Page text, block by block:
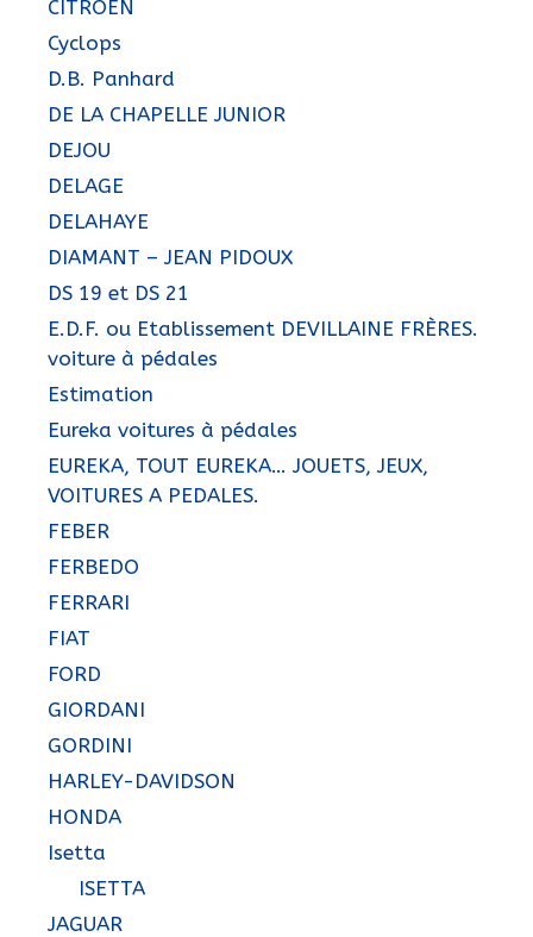
CITROËN
Cyclops
D.B. Panhard
DE LA CHAPELLE JUNIOR
DEJOU
DELAGE
DELAHAYE
DIAMANT – JEAN PIDOUX
DS 19 et DS 21
E.D.F. ou Etablissement DEVILLAINE FRÈRES.
voiture à pédales
Estimation
Eureka voitures à pédales
EUREKA, TOUT EUREKA… JOUETS, JEUX,
VOITURES A PEDALES.
FEBER
FERBEDO
FERRARI
FIAT
FORD
GIORDANI
GORDINI
HARLEY-DAVIDSON
HONDA
Isetta
ISETTA
JAGUAR